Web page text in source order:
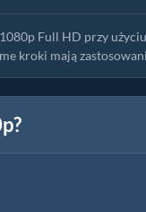
Full HD przy
kroki mają